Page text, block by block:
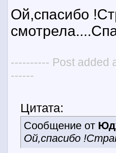
Ой,спасибо
---------- Post added
------
Цитата:
Сообщение от
Ой,спасибо